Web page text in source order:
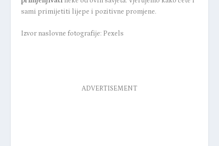
sami primijetiti lijepe i pozitivne promjene.
Izvor naslovne fotografije: Pexels
ADVERTISEMENT